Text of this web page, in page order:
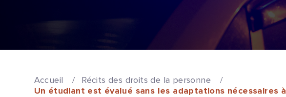
Accueil / Récits des droits de la personne
/
Un étudiant est évalué sans les adaptations nécessaires